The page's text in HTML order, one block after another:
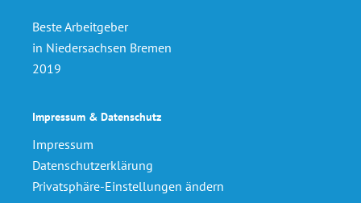
Beste Arbeitgeber
in Niedersachsen Bremen
2019
Impressum & Datenschutz
Impressum
Datenschutzerklärung
Privatsphäre-Einstellungen ändern